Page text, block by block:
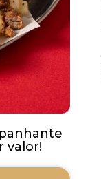
valor!